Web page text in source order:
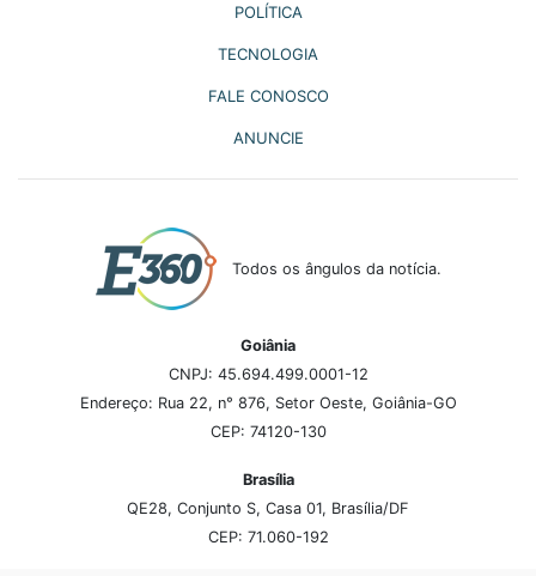
POLÍTICA
TECNOLOGIA
FALE CONOSCO
ANUNCIE
Todos os ângulos da notícia.
Goiânia
CNPJ: 45.694.499.0001-12
Endereço: Rua 22, n° 876, Setor Oeste, Goiânia-GO
CEP: 74120-130
Brasília
QE28, Conjunto S, Casa 01, Brasília/DF
CEP: 71.060-192